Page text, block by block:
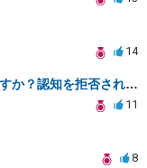
14
男性側から認知をする権利はありますか？認知を拒否され父親になる権利を奪われたら法律問題になりますか？
11
8